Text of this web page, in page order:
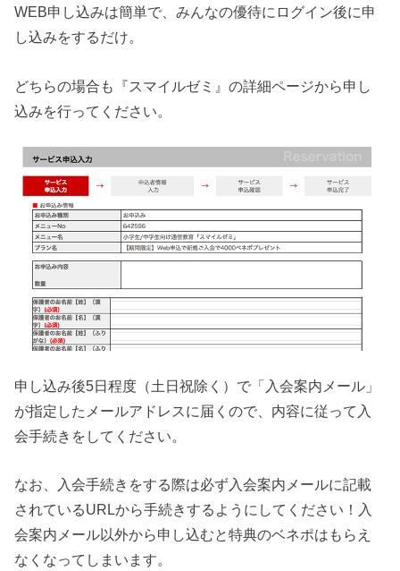
WEB申し込みは簡単で、みんなの優待にログイン後に申
し込みをするだけ。
どちらの場合も『スマイルゼミ』の詳細ページから申し
込みを行ってください。
申し込み後5日程度（土日祝除く）で「入会案内メール」
が指定したメールアドレスに届くので、内容に従って入
会手続きをしてください。
なお、入会手続きをする際は必ず入会案内メールに記載
されているURLから手続きするようにしてください！入
会案内メール以外から申し込むと特典のベネポはもらえ
なくなってしまいます。